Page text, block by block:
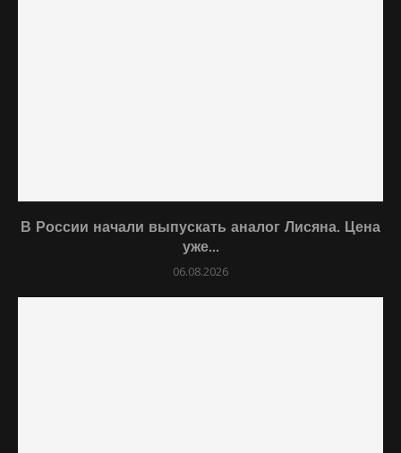
В России начали выпускать аналог Лисяна. Цена
уже...
06.08.2026